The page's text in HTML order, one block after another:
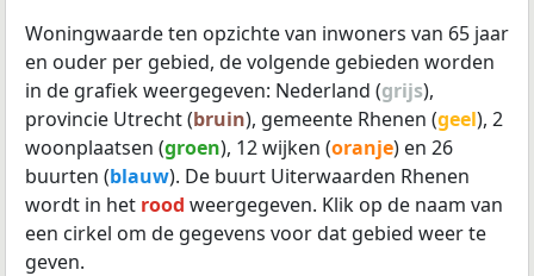
Woningwaarde ten opzichte van inwoners van 65 jaar
en ouder per gebied, de volgende gebieden worden
in de grafiek weergegeven: Nederland (grijs),
provincie Utrecht (bruin), gemeente Rhenen (geel), 2
woonplaatsen (groen), 12 wijken (oranje) en 26
buurten (blauw). De buurt Uiterwaarden Rhenen
wordt in het rood weergegeven. Klik op de naam van
een cirkel om de gegevens voor dat gebied weer te
geven.